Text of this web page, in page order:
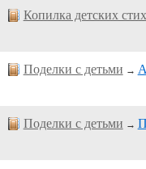
Копилка детских
Поделки с детьми →
Поделки с детьми →